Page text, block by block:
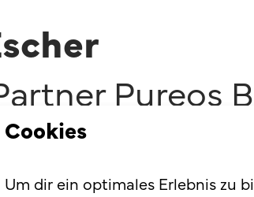
Pureos
Life
Cookies
Um dir ein optimales Erlebnis zu